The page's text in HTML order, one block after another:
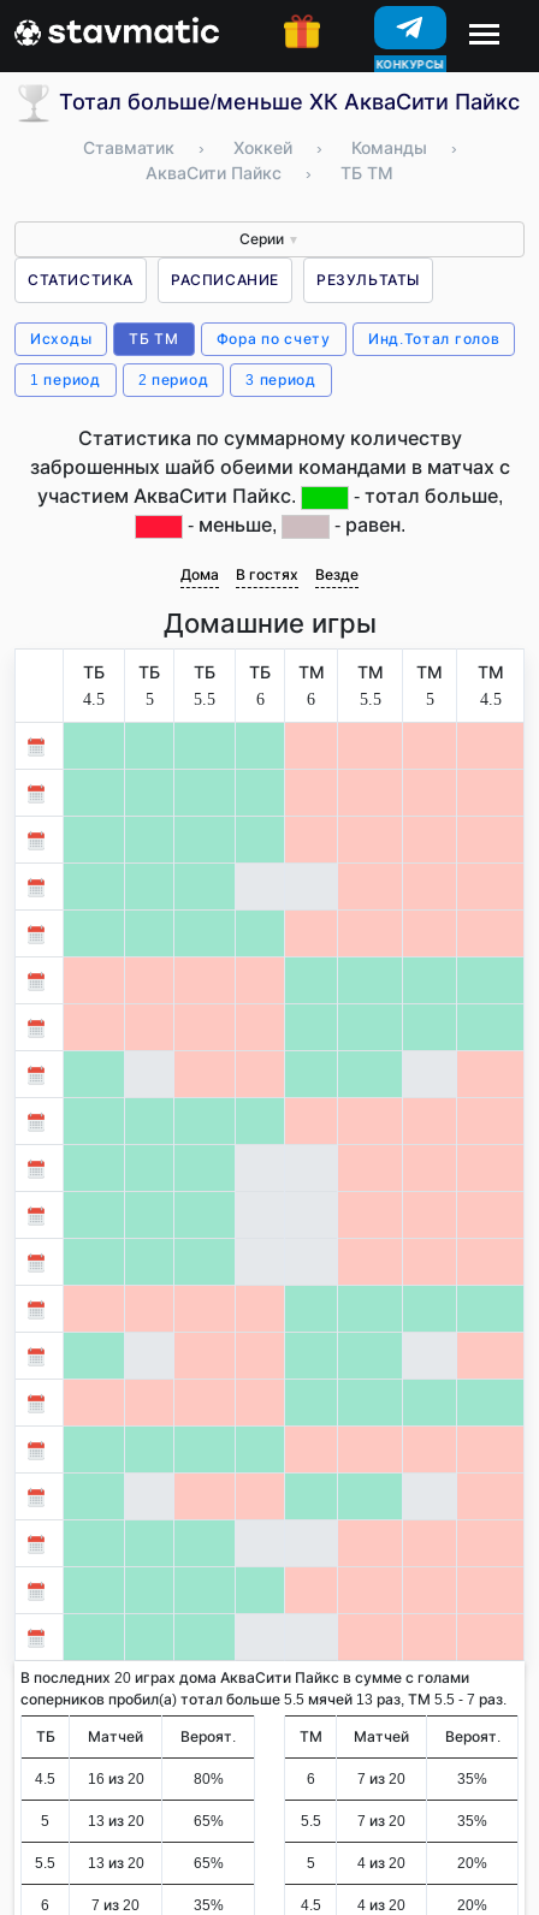
КОНКУРСЫ
Тотал больше/меньше ХК АкваСити Пайкс
Ставматик › Хоккей › Команды
›
АкваСити Пайкс
› ТБ ТМ
Серии ▼
СТАТИСТИКА РАСПИСАНИЕ РЕЗУЛЬТАТЫ
Исходы ТБ ТМ Фора по счету Инд.Тотал голов
1 период 2 период 3 период
Статистика по суммарному количеству
заброшенных шайб обеими командами в матчах с
участием АкваСити Пайкс.
- тотал больше,
- меньше,
- равен.
Дома В гостях Везде
Домашние игры
ТБ
4.5
ТБ
5
ТБ
5.5
ТБ
6
ТМ
6
ТМ
5.5
ТМ
5
ТМ
4.5
В последних 20 играх дома АкваСити Пайкс в сумме с голами
соперников пробил(а) тотал больше 5.5 мячей 13 раз, ТМ 5.5 - 7 раз.
ТБ Матчей Вероят.
4.5 16 из 20 80%
5 13 из 20 65%
5.5 13 из 20 65%
6 7 из 20 35%
ТМ Матчей Вероят.
6 7 из 20 35%
5.5 7 из 20 35%
5 4 из 20 20%
4.5 4 из 20 20%